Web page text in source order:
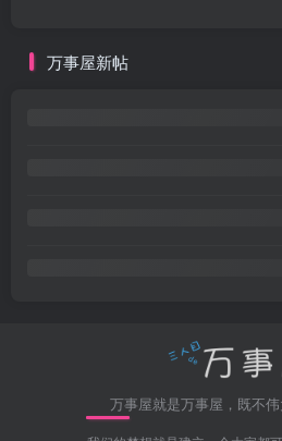
万事屋新帖
万事屋就是万事屋，既不伟